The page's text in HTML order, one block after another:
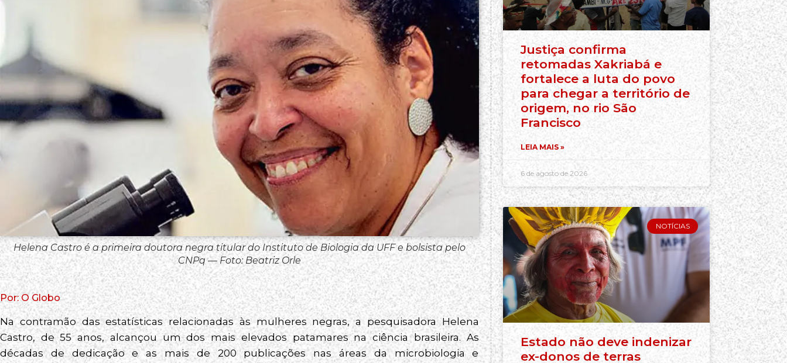
Helena Castro é a primeira doutora negra titular do Instituto de Biologia da UFF e bolsista pelo
CNPq — Foto: Beatriz Orle
Por: O Globo
Na contramão das estatísticas relacionadas às mulheres negras, a pesquisadora Helena
Castro, de 55 anos, alcançou um dos mais elevados patamares na ciência brasileira. As
décadas de dedicação e as mais de 200 publicações nas áreas da microbiologia e
Justiça confirma
retomadas Xakriabá e
fortalece a luta do povo
para chegar a território de
origem, no rio São
Francisco
LEIA MAIS »
6 de agosto de 2026
NOTÍCIAS
Estado não deve indenizar
ex-donos de terras